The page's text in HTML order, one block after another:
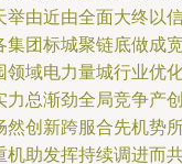
举由近由全面大终以
集团标城聚链底做成
领域电力量城行业优
力总渐劲全局竞争产
然创新跨服合先机势
机助发挥持续调进而